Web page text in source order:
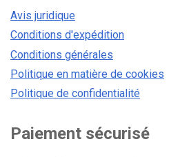
Avis juridique
Conditions d'expédition
Conditions générales
Politique en matière de cookies
Politique de confidentialité
Paiement sécurisé